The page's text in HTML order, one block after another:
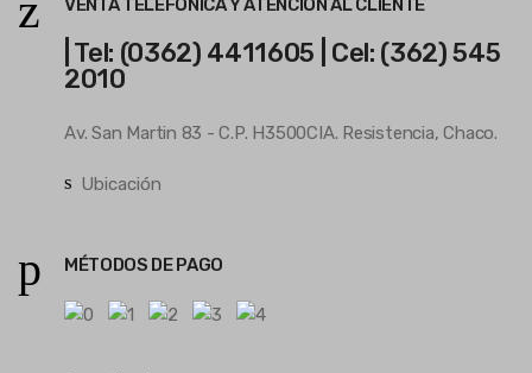
VENTA TELEFÓNICA Y ATENCIÓN AL CLIENTE
| Tel: (0362) 4411605 | Cel: (362) 545
2010
Av. San Martin 83 - C.P. H3500CIA. Resistencia, Chaco.
Ubicación
MÉTODOS DE PAGO